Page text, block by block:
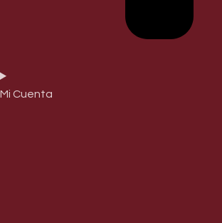
Mi Cuenta